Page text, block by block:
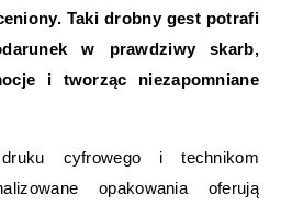
Taki drobny gest potrafi
w prawdziwy skarb,
i tworząc niezapomniane
cyfrowego i technikom
opakowania oferują